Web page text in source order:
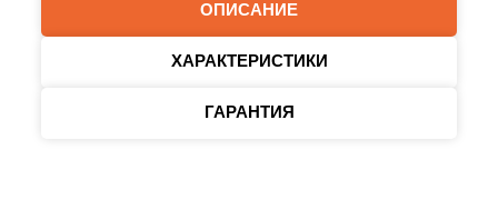
ОПИСАНИЕ
ХАРАКТЕРИСТИКИ
ГАРАНТИЯ